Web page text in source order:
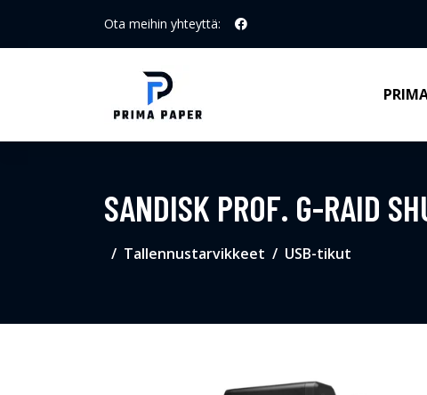
Ota meihin yhteyttä:
SANDISK PROF. G-RAID
Tallennustarvikkeet USB-tikut